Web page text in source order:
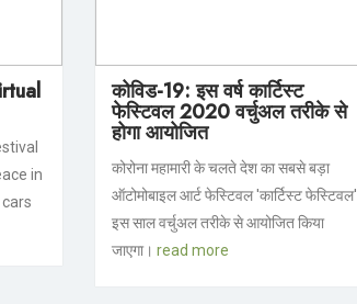
in
कोविड-19: इस वर्ष कार्टिस्ट
फेस्टिवल 2020 वर्चुअल तरीके से
होगा आयोजित
कोरोना महामारी के चलते देश का सबसे बड़ा
ऑटोमोबाइल आर्ट फेस्टिवल 'कार्टिस्ट फेस्टिवल'
इस साल वर्चुअल तरीके से आयोजित किया
जाएगा। read more